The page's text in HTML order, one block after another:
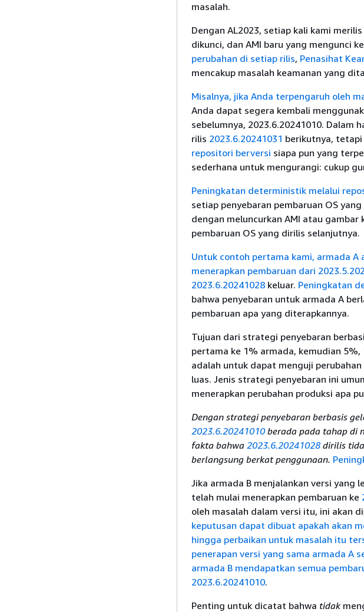
masalah.
Dengan AL2023, setiap kali kami
dikunci, dan AMI baru yang mengunci
perubahan di setiap rilis, Penasihat
mencakup masalah keamanan yang
Misalnya, jika Anda terpengaruh oleh
Anda dapat segera kembali
sebelumnya, 2023.6.20241010. Dalam
rilis 2023.6.20241031 berikutnya, tetapi
repositori berversi siapa pun yang
sederhana untuk mengurangi: cukup
Peningkatan deterministik melalui
setiap penyebaran pembaruan OS
dengan meluncurkan AMI atau
pembaruan OS yang dirilis selanjutnya.
Untuk contoh pertama kami, armada
menerapkan pembaruan dari
2023.6.20241028 keluar. Peningkatan
bahwa penyebaran untuk armada A
pembaruan apa yang diterapkannya.
Tujuan dari strategi penyebaran
pertama ke 1% armada, kemudian
adalah untuk dapat menguji
luas. Jenis strategi penyebaran ini
menerapkan perubahan produksi apa
Dengan strategi penyebaran berbasis
2023.6.20241010 berada pada tahap di
fakta bahwa 2023.6.20241028 dirilis
berlangsung berkat penggunaan.
Jika armada B menjalankan versi yang
telah mulai menerapkan pembaruan ke
oleh masalah dalam versi itu, ini akan
keputusan dapat dibuat apakah akan
hingga perbaikan untuk masalah itu
penerapan versi yang sama armada A
armada B mendapatkan semua
2023.6.20241010.
Penting untuk dicatat bahwa tidak